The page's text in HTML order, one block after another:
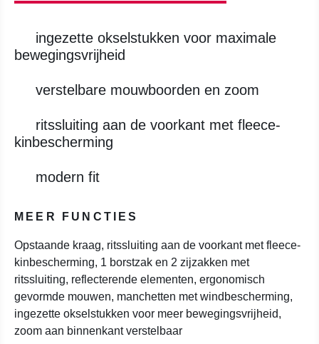
ingezette okselstukken voor maximale
bewegingsvrijheid
verstelbare mouwboorden en zoom
ritssluiting aan de voorkant met fleece-
kinbescherming
modern fit
MEER FUNCTIES
Opstaande kraag, ritssluiting aan de voorkant met fleece-
kinbescherming, 1 borstzak en 2 zijzakken met
ritssluiting, reflecterende elementen, ergonomisch
gevormde mouwen, manchetten met windbescherming,
ingezette okselstukken voor meer bewegingsvrijheid,
zoom aan binnenkant verstelbaar